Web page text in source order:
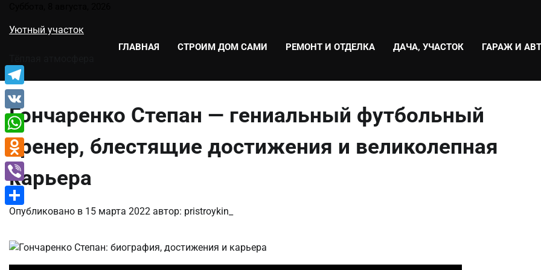
содержимому
Уютный участок
ГЛАВНАЯ СТРОИМ ДОМ САМИ РЕМОНТ И ОТДЕЛКА ДАЧА, УЧАСТОК ГАРАЖ И
Гончаренко Степан — гениальный футбольный
тренер, блестящие достижения и великолепная
карьера
Опубликовано в 15 марта 2022 автор: pristroykin_
Telegram
VK
WhatsApp
Odnoklassniki
Viber
Отправить